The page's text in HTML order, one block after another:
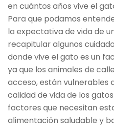
en cuántos años vive el
Para que podamos
la expectativa de vida de
recapitular algunos
donde vive el gato es un
ya que los animales de
acceso, están vulnerables
calidad de vida de los
factores que necesitan
alimentación saludable y